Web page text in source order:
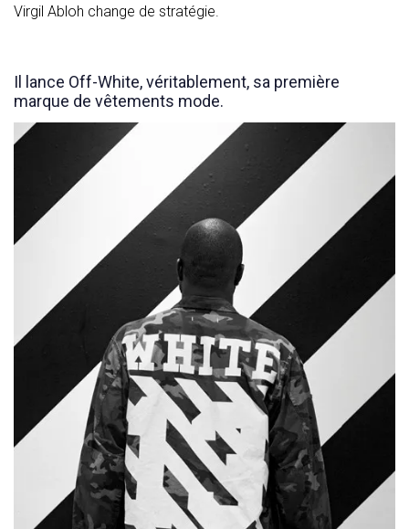
Virgil Abloh change de stratégie.
Il lance Off-White, véritablement, sa première
marque de vêtements mode.